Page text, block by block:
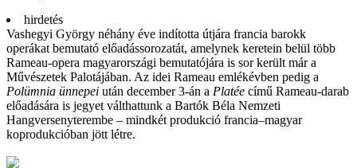
hirdetés
Vashegyi György néhány éve indította útjára francia barokk
operákat bemutató előadássorozatát, amelynek keretein belül több
Rameau-opera magyarországi bemutatójára is sor került már a
Művészetek Palotájában. Az idei Rameau emlékévben pedig a
Polümnia ünnepei után december 3-án a Platée című Rameau-darab
előadására is jegyet válthattunk a Bartók Béla Nemzeti
Hangversenyterembe – mindkét produkció francia–magyar
koprodukcióban jött létre.